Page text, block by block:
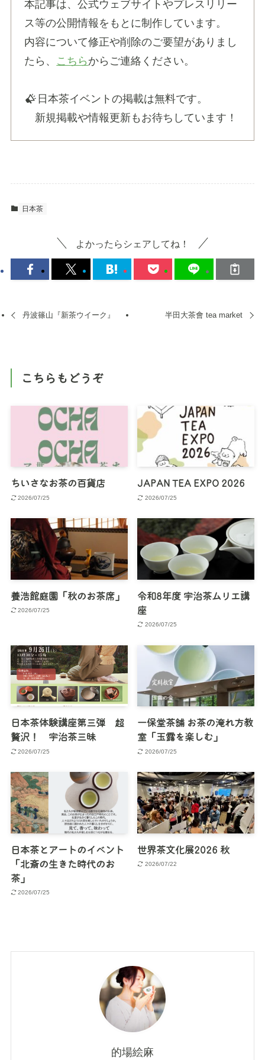
本記事は、公式ウェブサイトやプレスリリー
ス等の公開情報をもとに制作しています。
内容について修正や削除のご要望がありまし
たら、 こちら からご連絡ください。
日本茶イベントの掲載は無料です。
新規掲載や情報更新もお待ちしています！
日本茶
よかったらシェアしてね！
丹波篠山『新茶ウイーク』 半田大茶會 tea market
こちらもどうぞ
ちいさなお茶の百貨店
2026/07/25
JAPAN TEA EXPO 2026
2026/07/25
養浩館庭園「秋のお茶席」
2026/07/25
令和8年度 宇治茶ムリエ講
座
2026/07/25
日本茶体験講座第三弾 超
贅沢！ 宇治茶三昧
2026/07/25
一保堂茶舗 お茶の淹れ方教
室「玉露を楽しむ」
2026/07/25
日本茶とアートのイベント
「北斎の生きた時代のお
茶」
2026/07/25
世界茶文化展2026 秋
2026/07/22
的場絵麻